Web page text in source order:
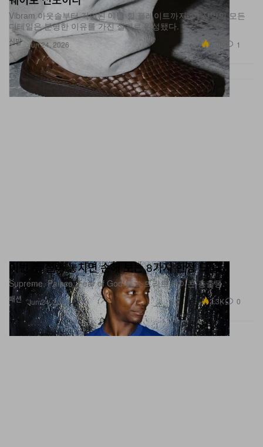
신발
Vibram 아웃솔부터 각인된 메탈 힐 플레이트까지, 이 신발의 모든
디테일은 분명한 이유를 가진 설계로 완성됐다.
Jun 24, 2026 6.9K 1
패션
이번 주 절대 놓치면 손해 보는 8가지 한정 드롭
Supreme, Palace, Fear of God 등 스트리트 아이콘 총출동.
Jun 24, 2026 2.3K 0